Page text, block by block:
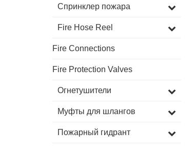
Спринклер пожара
Fire Hose Reel
Fire Connections
Fire Protection Valves
Огнетушители
Муфты для шлангов
Пожарный гидрант